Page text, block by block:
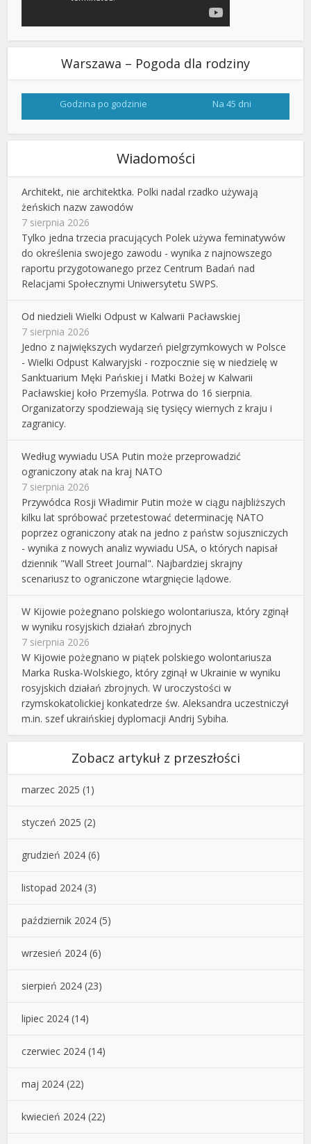
Warszawa – Pogoda dla rodziny
Godzina po godzinie Na 45 dni
Wiadomości
Architekt, nie architektka. Polki nadal rzadko używają
żeńskich nazw zawodów
7 sierpnia 2026
Tylko jedna trzecia pracujących Polek używa feminatywów
do określenia swojego zawodu - wynika z najnowszego
raportu przygotowanego przez Centrum Badań nad
Relacjami Społecznymi Uniwersytetu SWPS.
Od niedzieli Wielki Odpust w Kalwarii Pacławskiej
7 sierpnia 2026
Jedno z największych wydarzeń pielgrzymkowych w Polsce
- Wielki Odpust Kalwaryjski - rozpocznie się w niedzielę w
Sanktuarium Męki Pańskiej i Matki Bożej w Kalwarii
Pacławskiej koło Przemyśla. Potrwa do 16 sierpnia.
Organizatorzy spodziewają się tysięcy wiernych z kraju i
zagranicy.
Według wywiadu USA Putin może przeprowadzić
ograniczony atak na kraj NATO
7 sierpnia 2026
Przywódca Rosji Władimir Putin może w ciągu najbliższych
kilku lat spróbować przetestować determinację NATO
poprzez ograniczony atak na jedno z państw sojuszniczych
- wynika z nowych analiz wywiadu USA, o których napisał
dziennik "Wall Street Journal". Najbardziej skrajny
scenariusz to ograniczone wtargnięcie lądowe.
W Kijowie pożegnano polskiego wolontariusza, który zginął
w wyniku rosyjskich działań zbrojnych
7 sierpnia 2026
W Kijowie pożegnano w piątek polskiego wolontariusza
Marka Ruska-Wolskiego, który zginął w Ukrainie w wyniku
rosyjskich działań zbrojnych. W uroczystości w
rzymskokatolickiej konkatedrze św. Aleksandra uczestniczył
m.in. szef ukraińskiej dyplomacji Andrij Sybiha.
Zobacz artykuł z przeszłości
marzec 2025 (1)
styczeń 2025 (2)
grudzień 2024 (6)
listopad 2024 (3)
październik 2024 (5)
wrzesień 2024 (6)
sierpień 2024 (23)
lipiec 2024 (14)
czerwiec 2024 (14)
maj 2024 (22)
kwiecień 2024 (22)